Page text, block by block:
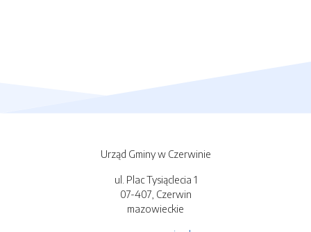
Urząd Gminy w Czerwinie
ul. Plac Tysiąclecia 1
07-407, Czerwin
mazowieckie